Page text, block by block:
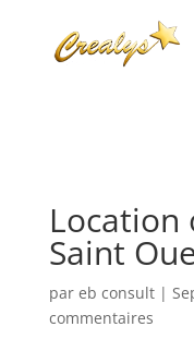
Location
Saint
par eb consult|
commentaires